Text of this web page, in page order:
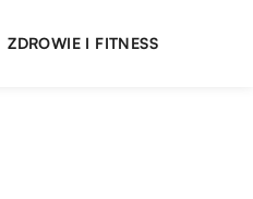
ZDROWIE I FITNESS